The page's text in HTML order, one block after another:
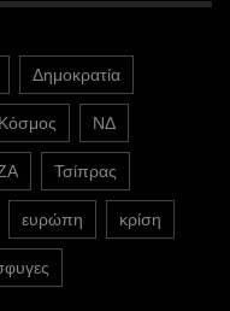
Δημοκρατία
Κόσμος ΝΔ
Τσίπρας
ευρώπη κρίση